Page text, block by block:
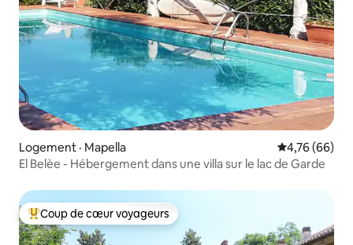
Logement · Mapella Note
4,76 (66)
El Belèe - Hébergement dans une villa sur le lac de Garde
Coup de cœur voyageurs parmi les plus aimés
Coup de cœur voyageurs